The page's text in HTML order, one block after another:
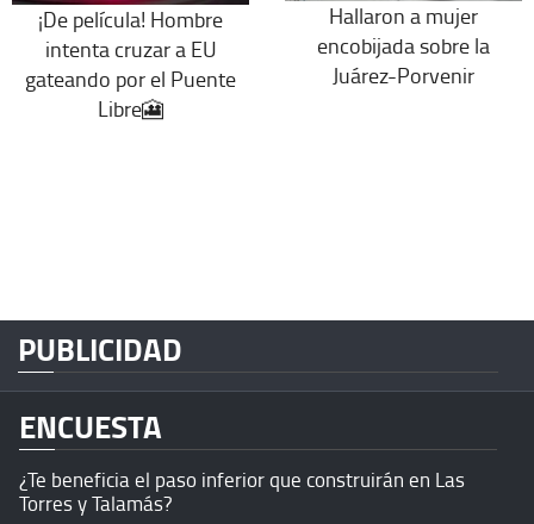
¡De película! Hombre
intenta cruzar a EU
gateando por el Puente
Libre🎦
Hallaron a mujer
encobijada sobre la
Juárez-Porvenir
PUBLICIDAD
ENCUESTA
¿Te beneficia el paso inferior que construirán en Las
Torres y Talamás?